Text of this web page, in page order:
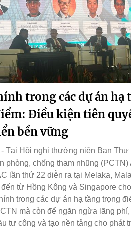
trong các dự án hạ
Điều kiện tiên
bền vững
- Tại Hội nghị thường niên Ban Thư
phòng, chống tham nhũng (PCTN)
lần thứ 22 diễn ra tại Melaka,
từ Hồng Kông và Singapore
trong các dự án hạ tầng trọng
mà còn để ngăn ngừa lãng
tư công và tạo nền tảng cho phát